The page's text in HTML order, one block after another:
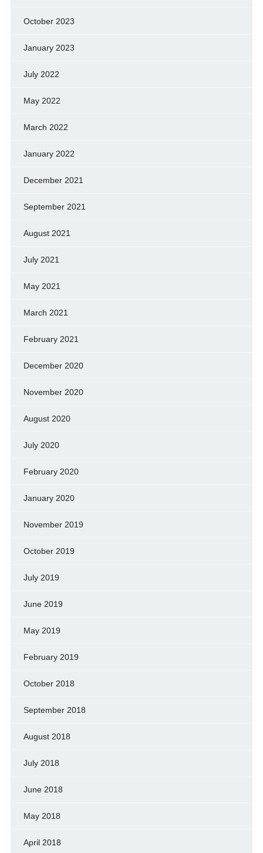
October 2023
January 2023
July 2022
May 2022
March 2022
January 2022
December 2021
September 2021
August 2021
July 2021
May 2021
March 2021
February 2021
December 2020
November 2020
August 2020
July 2020
February 2020
January 2020
November 2019
October 2019
July 2019
June 2019
May 2019
February 2019
October 2018
September 2018
August 2018
July 2018
June 2018
May 2018
April 2018